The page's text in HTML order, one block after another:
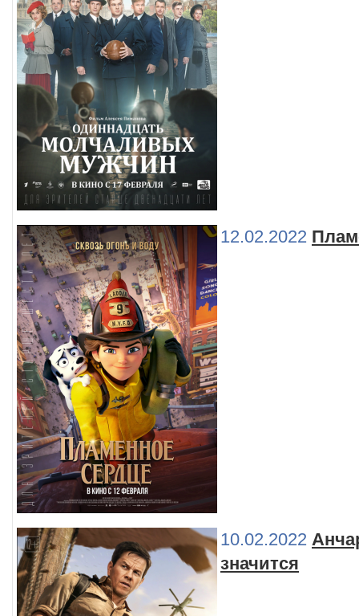
12.02.2022
10.02.2022
значится